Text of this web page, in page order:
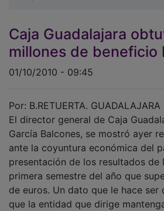
Caja Guadalajara
millones de beneficio
El director general de Caja
García Balcones, se mostró ayer
ante la coyuntura económica del
presentación de los resultados de
primera semestre del año que
de euros. Un dato que le hace
que la entidad que dirige